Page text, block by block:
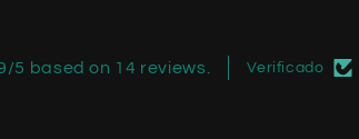
5 based on 14 reviews. Verificado